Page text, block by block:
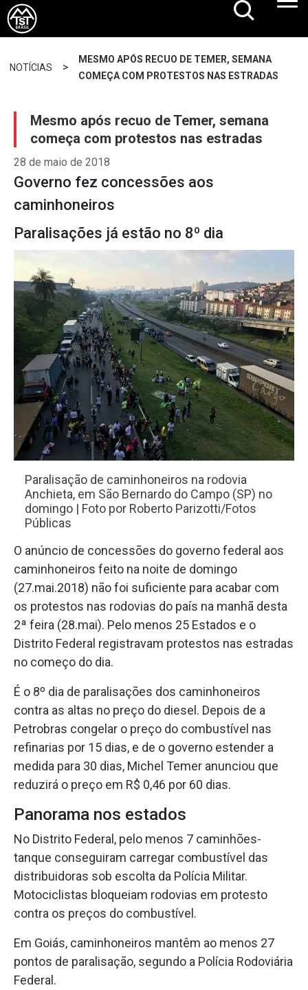
NOTÍCIAS >
MESMO APÓS RECUO DE TEMER, SEMANA
COMEÇA COM PROTESTOS NAS ESTRADAS
Mesmo após recuo de Temer, semana
começa com protestos nas estradas
28 de maio de 2018
Governo fez concessões aos
caminhoneiros
Paralisações já estão no 8º dia
Paralisação de caminhoneiros na rodovia
Anchieta, em São Bernardo do Campo (SP) no
domingo | Foto por Roberto Parizotti/Fotos
Públicas
O anúncio de concessões do governo federal aos
caminhoneiros feito na noite de domingo
(27.mai.2018) não foi suficiente para acabar com
os protestos nas rodovias do país na manhã desta
2ª feira (28.mai). Pelo menos 25 Estados e o
Distrito Federal registravam protestos nas estradas
no começo do dia.
É o 8º dia de paralisações dos caminhoneiros
contra as altas no preço do diesel. Depois de a
Petrobras congelar o preço do combustível nas
refinarias por 15 dias, e de o governo estender a
medida para 30 dias, Michel Temer anunciou que
reduzirá o preço em R$ 0,46 por 60 dias.
Panorama nos estados
No Distrito Federal, pelo menos 7 caminhões-
tanque conseguiram carregar combustível das
distribuidoras sob escolta da Polícia Militar.
Motociclistas bloqueiam rodovias em protesto
contra os preços do combustível.
Em Goiás, caminhoneiros mantêm ao menos 27
pontos de paralisação, segundo a Polícia Rodoviária
Federal.